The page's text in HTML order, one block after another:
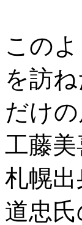
この
を訪
だけ
工藤
札幌
道忠